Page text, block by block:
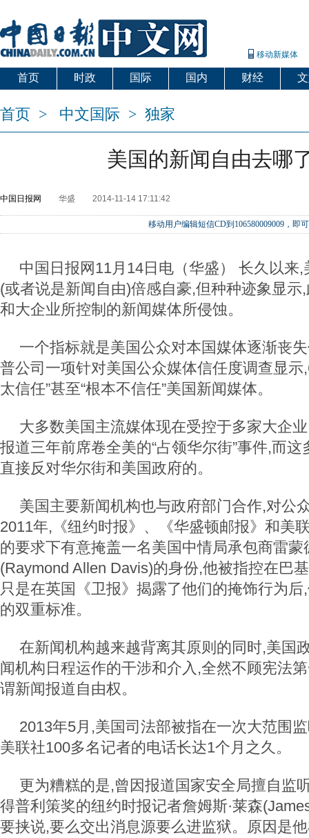
移动新媒体
首页 时政 国际 国内 财经
首页 > 中文国际 > 独家
美国的新闻自由去哪
中国日报网 华盛 2014-11-14 17:11:42
移动用户编辑短信CD到106580009009，即
中国日报网11月14日电（华盛） 长久以来
(或者说是新闻自由)倍感自豪,但种种迹象显示
和大企业所控制的新闻媒体所侵蚀。
一个指标就是美国公众对本国媒体逐渐丧
普公司一项针对美国公众媒体信任度调查显示
太信任”甚至“根本不信任”美国新闻媒体。
大多数美国主流媒体现在受控于多家大企
报道三年前席卷全美的“占领华尔街”事件,而
直接反对华尔街和美国政府的。
美国主要新闻机构也与政府部门合作,对公
2011年,《纽约时报》、《华盛顿邮报》和美
的要求下有意掩盖一名美国中情局承包商雷蒙
(Raymond Allen Davis)的身份,他被指控在巴
只是在英国《卫报》揭露了他们的掩饰行为
的双重标准。
在新闻机构越来越背离其原则的同时,美国
闻机构日程运作的干涉和介入,全然不顾宪法
谓新闻报道自由权。
2013年5月,美国司法部被指在一次大范围
美联社100多名记者的电话长达1个月之久。
更为糟糕的是,曾因报道国家安全局擅自监
得普利策奖的纽约时报记者詹姆斯·莱森
要挟说,要么交出消息源要么进监狱。原因是